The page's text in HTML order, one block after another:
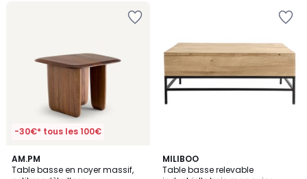
-30€* tous les 100€
AM.PM
Table basse en noyer massif,
5
/
MILIBOO
Table basse relevable
5
/
2
Couleurs